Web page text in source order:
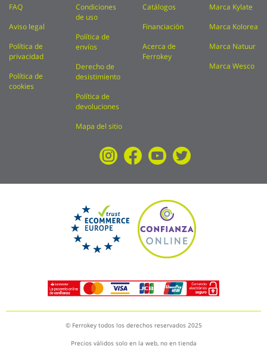
FAQ
Aviso legal
Política de
privacidad
Política de
cookies
Condiciones
de uso
Política de
envíos
Derecho de
desistimiento
Política de
devoluciones
Mapa del sitio
Catálogos
Financiación
Acerca de
Ferrokey
Marca Kylate
Marca Kolorea
Marca Natuur
Marca Wesco
© Ferrokey todos los derechos reservados 2025
Precios válidos solo en la web, no en tienda